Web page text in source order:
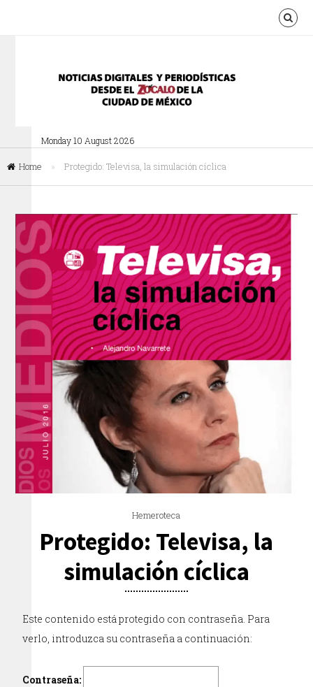
Monday 10 August 2026
Home » Protegido: Televisa, la simulación cíclica
Hemeroteca
Protegido: Televisa, la
simulación cíclica
Este contenido está protegido con contraseña. Para
verlo, introduzca su contraseña a continuación:
Contraseña: